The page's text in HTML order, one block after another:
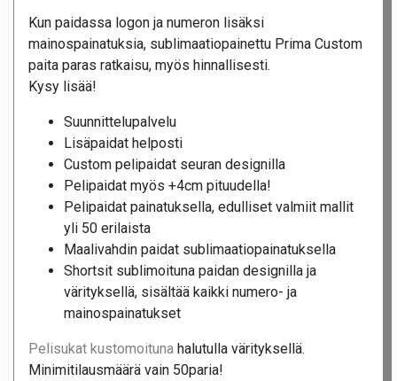
Kun paidassa logon ja numeron lisäksi
mainospainatuksia, sublimaatiopainettu Prima Custom
paita paras ratkaisu, myös hinnallisesti.
Kysy lisää!
Suunnittelupalvelu
Lisäpaidat helposti
Custom pelipaidat seuran designilla
Pelipaidat myös +4cm pituudella!
Pelipaidat painatuksella, edulliset valmiit mallit
yli 50 erilaista
Maalivahdin paidat sublimaatiopainatuksella
Shortsit sublimoituna paidan designilla ja
värityksellä, sisältää kaikki numero- ja
mainospainatukset
Pelisukat kustomoituna halutulla värityksellä.
Minimitilausmäärä vain 50paria!